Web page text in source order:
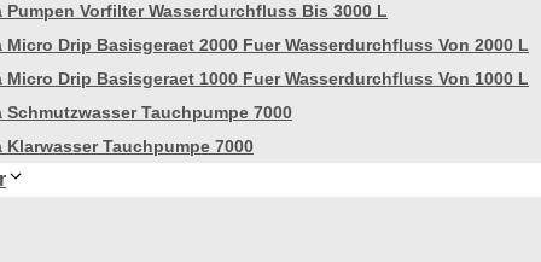
Pumpen Vorfilter Wasserdurchfluss Bis 3000 L
Micro Drip Basisgeraet 2000 Fuer Wasserdurchfluss Von 2000 L
Micro Drip Basisgeraet 1000 Fuer Wasserdurchfluss Von 1000 L
Schmutzwasser Tauchpumpe 7000
Klarwasser Tauchpumpe 7000